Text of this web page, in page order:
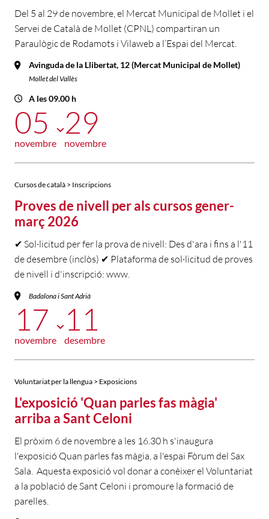
Del 5 al 29 de novembre, el Mercat Municipal de Mollet i el
Servei de Català de Mollet (CPNL) compartiran un
Paraulògic de Rodamots i Vilaweb a l’Espai del Mercat.
Avinguda de la Llibertat, 12 (Mercat Municipal de Mollet)
Mollet del Vallès
A les 09.00 h
05
novembre
29
novembre
Cursos de català > Inscripcions
Proves de nivell per als cursos gener-
març 2026
✔ Sol·licitud per fer la prova de nivell: Des d'ara i fins a l'11
de desembre (inclòs) ✔ Plataforma de sol·licitud de proves
de nivell i d'inscripció: www.
Badalona i Sant Adrià
17
novembre
11
desembre
Voluntariat per la llengua > Exposicions
L'exposició 'Quan parles fas màgia'
arriba a Sant Celoni
El pròxim 6 de novembre a les 16.30 h s'inaugura
l'exposició Quan parles fas màgia, a l'espai Fòrum del Sax
Sala. Aquesta exposició vol donar a conèixer el Voluntariat
a la població de Sant Celoni i promoure la formació de
parelles.